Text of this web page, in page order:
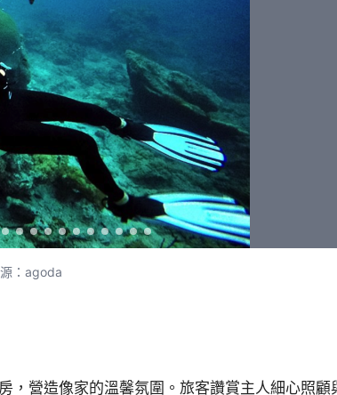
：agoda
營造像家的溫馨氛圍。旅客讚賞主人細心照顧